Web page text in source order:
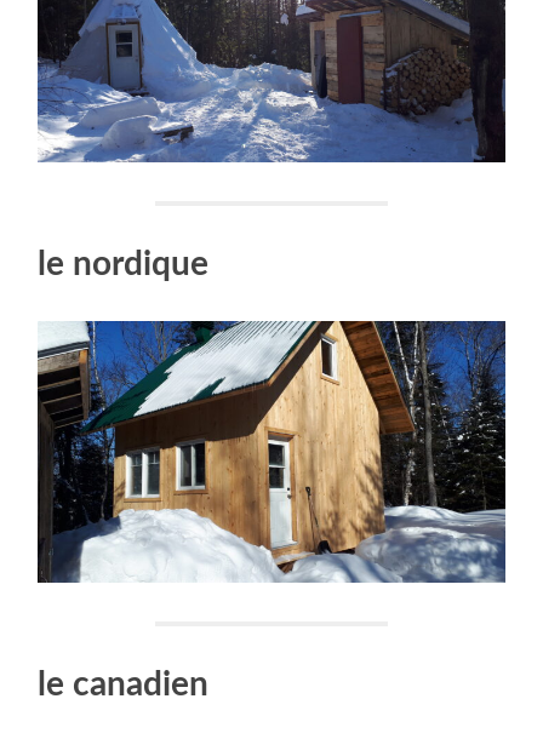
le nordique
le canadien